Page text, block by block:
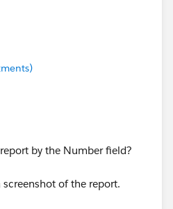
by the Number field?
of the report.